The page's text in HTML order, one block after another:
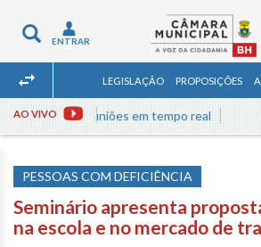
Toggle
navigation
ENTRAR
LEGISLAÇÃO PROPOSIÇÕES
AO VIVO
Assista às reuniões em tempo real
PESSOAS COM DEFICIÊNCIA
Seminário apresenta
na escola e no mercado de